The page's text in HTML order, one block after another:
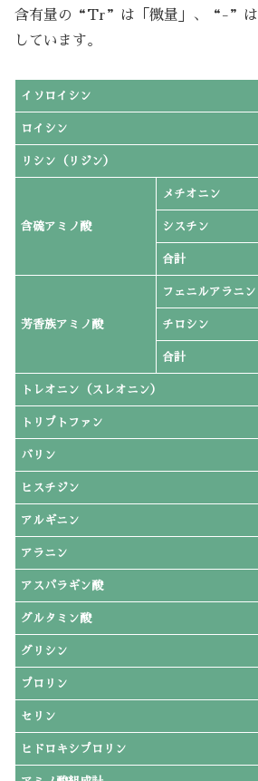
含有量の“Tr”は「微量」、“-”は
しています。
イソロイシン
ロイシン
リシン（リジン）
含硫アミノ酸
メチオニン
シスチン
合計
芳香族アミノ酸
フェニルアラニン
チロシン
合計
トレオニン（スレオニン）
トリプトファン
バリン
ヒスチジン
アルギニン
アラニン
アスパラギン酸
グルタミン酸
グリシン
プロリン
セリン
ヒドロキシプロリン